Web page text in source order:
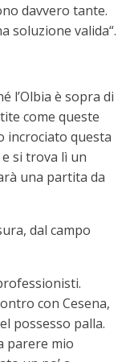
davvero tante.
soluzione valida“.
l’Olbia è sopra di
come queste
incrociato questa
si trova lì un
una partita da
dal campo
con Cesena,
possesso palla.
parere mio